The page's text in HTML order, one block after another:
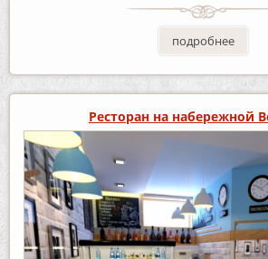
подробнее
Ресторан на набережной